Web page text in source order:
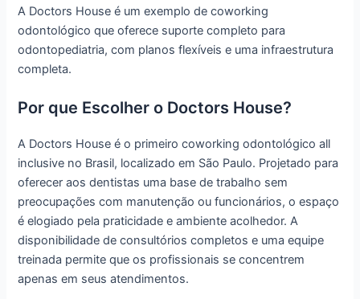
A Doctors House é um exemplo de coworking
odontológico que oferece suporte completo para
odontopediatria, com planos flexíveis e uma infraestrutura
completa.
Por que Escolher o Doctors House?
A Doctors House é o primeiro coworking odontológico all
inclusive no Brasil, localizado em São Paulo. Projetado para
oferecer aos dentistas uma base de trabalho sem
preocupações com manutenção ou funcionários, o espaço
é elogiado pela praticidade e ambiente acolhedor. A
disponibilidade de consultórios completos e uma equipe
treinada permite que os profissionais se concentrem
apenas em seus atendimentos.